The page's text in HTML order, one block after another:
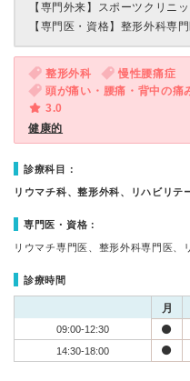
【専門外来】 スポーツクリニ
【専門医・資格】 整形外科専
整形外科
慢性腰痛症
3.0
健康的
診療科目：
リウマチ科、整形外科、リハビリテ
専門医・資格：
リウマチ専門医、整形外科専門医、
診療時間
月
09:00-12:30
14:30-18:00